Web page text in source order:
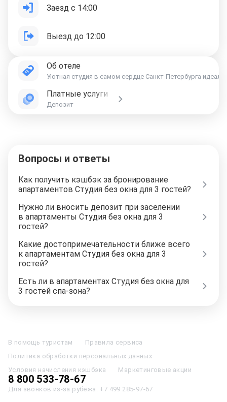
Заезд с 14:00
Выезд до 12:00
Об отеле
Уютная студия в самом сердце Санкт-Петербурга
Платные услуги
Депозит
Вопросы и ответы
Как получить кэшбэк за бронирование
апартаментов Студия без окна для 3 гостей?
Нужно ли вносить депозит при заселении
в апартаменты Студия без окна для 3
гостей?
Какие достопримечательности ближе всего
к апартаментам Студия без окна для 3
гостей?
Есть ли в апартаментах Студия без окна для
3 гостей спа-зона?
Отели в КазаниОтели в Нижнем Новгороде
Отель ПрезидентОтель Рэдиссон в СочиГостиница в Калининграде
Отель Гринвуд Отели в АдлереОтель Soluxe в Москве
Отель Измайлово АльфаОтели в Сочи
Отели в Абхазии
Отели в СортавалеЕще
В помощь туристам
Правила сервиса
Политика обработки персональных данных
Условия начисления кэшбэка
Маркетинговые акции
8 800 533-78-67
Для звонков из-за рубежа: +7 499 285-97-67